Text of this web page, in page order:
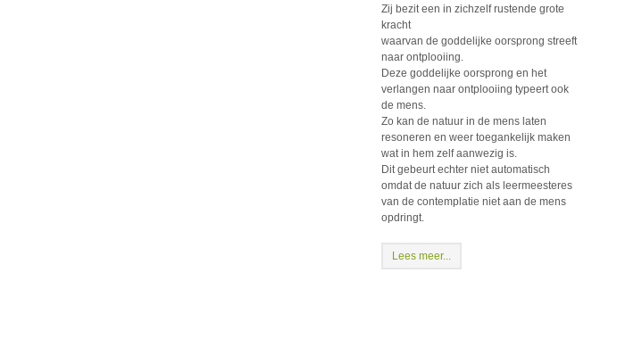
Zij bezit een in zichzelf rustende grote
kracht
waarvan de goddelijke oorsprong streeft
naar ontplooiing.
Deze goddelijke oorsprong en het
verlangen naar ontplooiing typeert ook
de mens.
Zo kan de natuur in de mens laten
resoneren en weer toegankelijk maken
wat in hem zelf aanwezig is.
Dit gebeurt echter niet automatisch
omdat de natuur zich als leermeesteres
van de contemplatie niet aan de mens
opdringt.
Lees meer...